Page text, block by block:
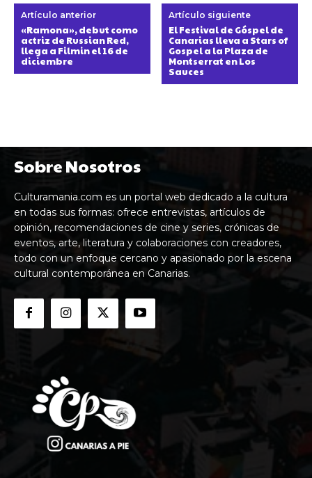
Artículo anterior
«Ramona», debut como
actriz de Russian Red,
llega a Filmin el 16 de
diciembre
Artículo siguiente
El Festival de Góspel de
Canarias lleva a Stars of
Gospel a la Plaza de
Montserrat en Los
Sauces
Sobre Nosotros
Culturamania.com es un portal web dedicado a la cultura
en todas sus formas: ofrece entrevistas, artículos de
opinión, recomendaciones de cine y series, crónicas de
eventos, arte, literatura y colaboraciones con creadores,
todo con un enfoque cercano y apasionado por la escena
cultural contemporánea en Canarias.